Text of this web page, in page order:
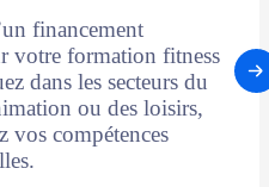
financement
votre formation fitness
dans les secteurs du
ou des loisirs,
vos compétences